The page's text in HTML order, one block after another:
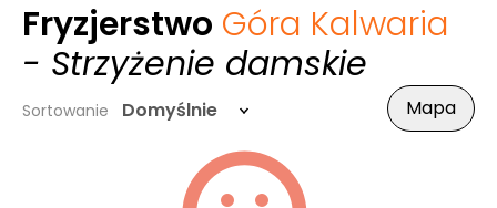
Fryzjerstwo Góra Kalwaria
- Strzyżenie damskie
Sortowanie Domyślnie Mapa